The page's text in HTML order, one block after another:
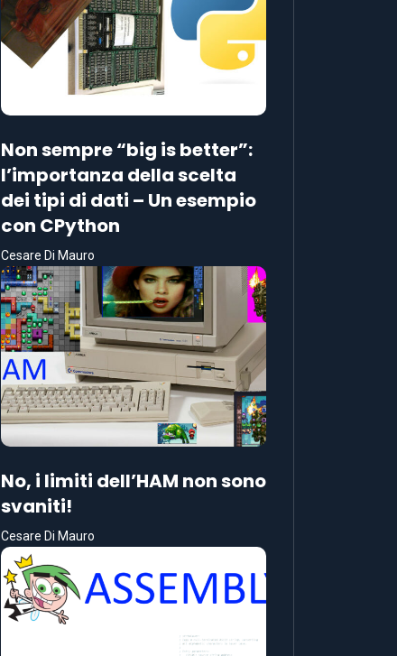
Non sempre “big is better”:
l’importanza della scelta
dei tipi di dati – Un esempio
con CPython
Cesare Di Mauro
No, i limiti dell’HAM non sono
svaniti!
Cesare Di Mauro